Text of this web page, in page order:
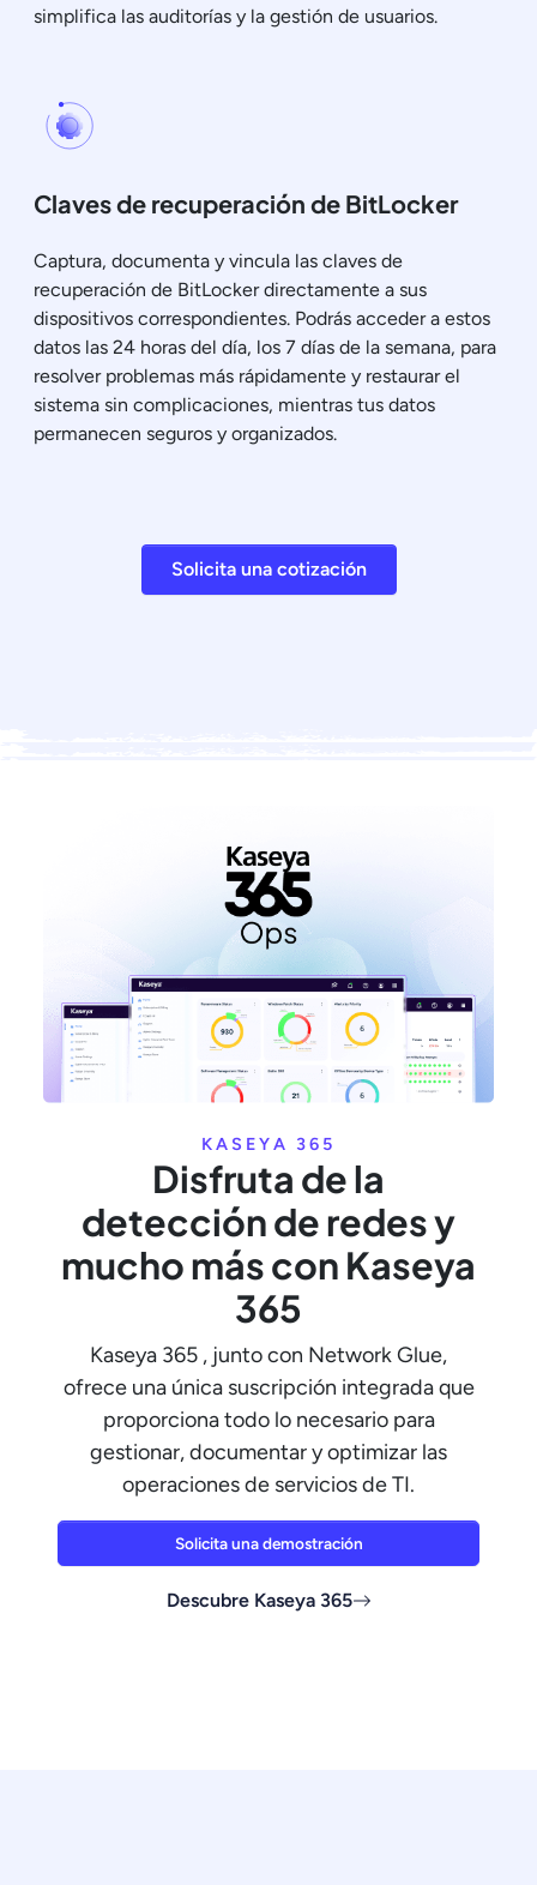
simplifica las auditorías y la gestión de usuarios.
Claves de recuperación de BitLocker
Captura, documenta y vincula las claves de
recuperación de BitLocker directamente a sus
dispositivos correspondientes. Podrás acceder a estos
datos las 24 horas del día, los 7 días de la semana, para
resolver problemas más rápidamente y restaurar el
sistema sin complicaciones, mientras tus datos
permanecen seguros y organizados.
Solicita una cotización
KASEYA 365
Disfruta de la
detección de redes y
mucho más con Kaseya
365
Kaseya 365 , junto con Network Glue,
ofrece una única suscripción integrada que
proporciona todo lo necesario para
gestionar, documentar y optimizar las
operaciones de servicios de TI.
Solicita una demostración
Descubre Kaseya 365